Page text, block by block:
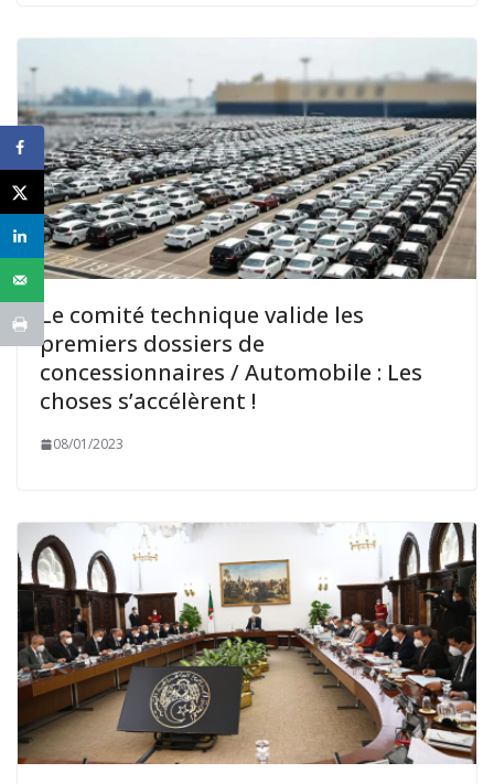
Le comité technique valide les
premiers dossiers de
concessionnaires / Automobile : Les
choses s’accélèrent !
08/01/2023